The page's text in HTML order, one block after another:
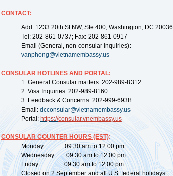
CONTACT:
Add: 1233 20th St NW, Ste 400, Washington, DC 20036
Tel: 202-861-0737; Fax: 202-861-0917
Email (General, non-consular inquiries):
vanphong@vietnamembassy.us
CONSULAR HOTLINES AND PORTAL:
1. General Consular matters: 202-989-8312
2. Visa Inquiries: 202-989-8160
3. Feedback & Concerns: 202-999-6938
Email: dcconsular@vietnamembassy.us
Portal: https://consular.vnembassy.us
CONSULAR COUNTER HOURS (EST):
Monday: 09:30 am to 12:00 pm
Wednesday: 09:30 am to 12:00 pm
Friday: 09:30 am to 12:00 pm
Closed on 2 September and all U.S. federal holidays.